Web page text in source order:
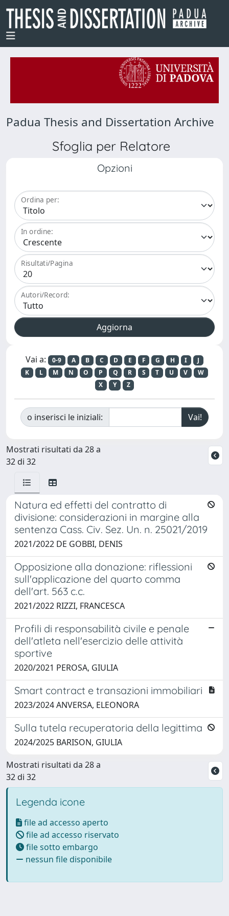
Padua Thesis and Dissertation Archive
Sfoglia per Relatore
Opzioni
Ordina per:
In ordine:
Risultati/Pagina
Autori/Record:
Vai a: 0-9 A B C D E F G H I
J
K
L M N O P Q R S T U V
W
X
Y Z
o inserisci le iniziali:
Mostrati risultati da 28 a
32 di 32
Natura ed effetti del contratto di
divisione: considerazioni in margine alla
sentenza Cass. Civ. Sez. Un. n. 25021/2019
2021/2022 DE GOBBI, DENIS
Opposizione alla donazione: riflessioni
sull'applicazione del quarto comma
dell'art. 563 c.c.
2021/2022 RIZZI, FRANCESCA
Profili di responsabilità civile e penale
dell'atleta nell'esercizio delle attività
sportive
2020/2021 PEROSA, GIULIA
Smart contract e transazioni immobiliari
2023/2024 ANVERSA, ELEONORA
Sulla tutela recuperatoria della legittima
2024/2025 BARISON, GIULIA
Mostrati risultati da 28 a
32 di 32
Legenda icone
file ad accesso aperto
file ad accesso riservato
file sotto embargo
nessun file disponibile